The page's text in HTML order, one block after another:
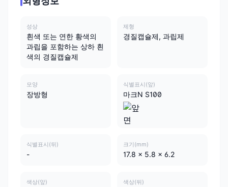
성상
흰색 또는 연한 황색의
과립을 포함하는 상하 흰
색의 경질캡슐제
제형
경질캡슐제, 과립제
모양
장방형
식별표시(앞)
마크N S100
식별표시(뒤)
-
크기(mm)
17.8 x 5.8 x 6.2
색상(앞) 색상(뒤)